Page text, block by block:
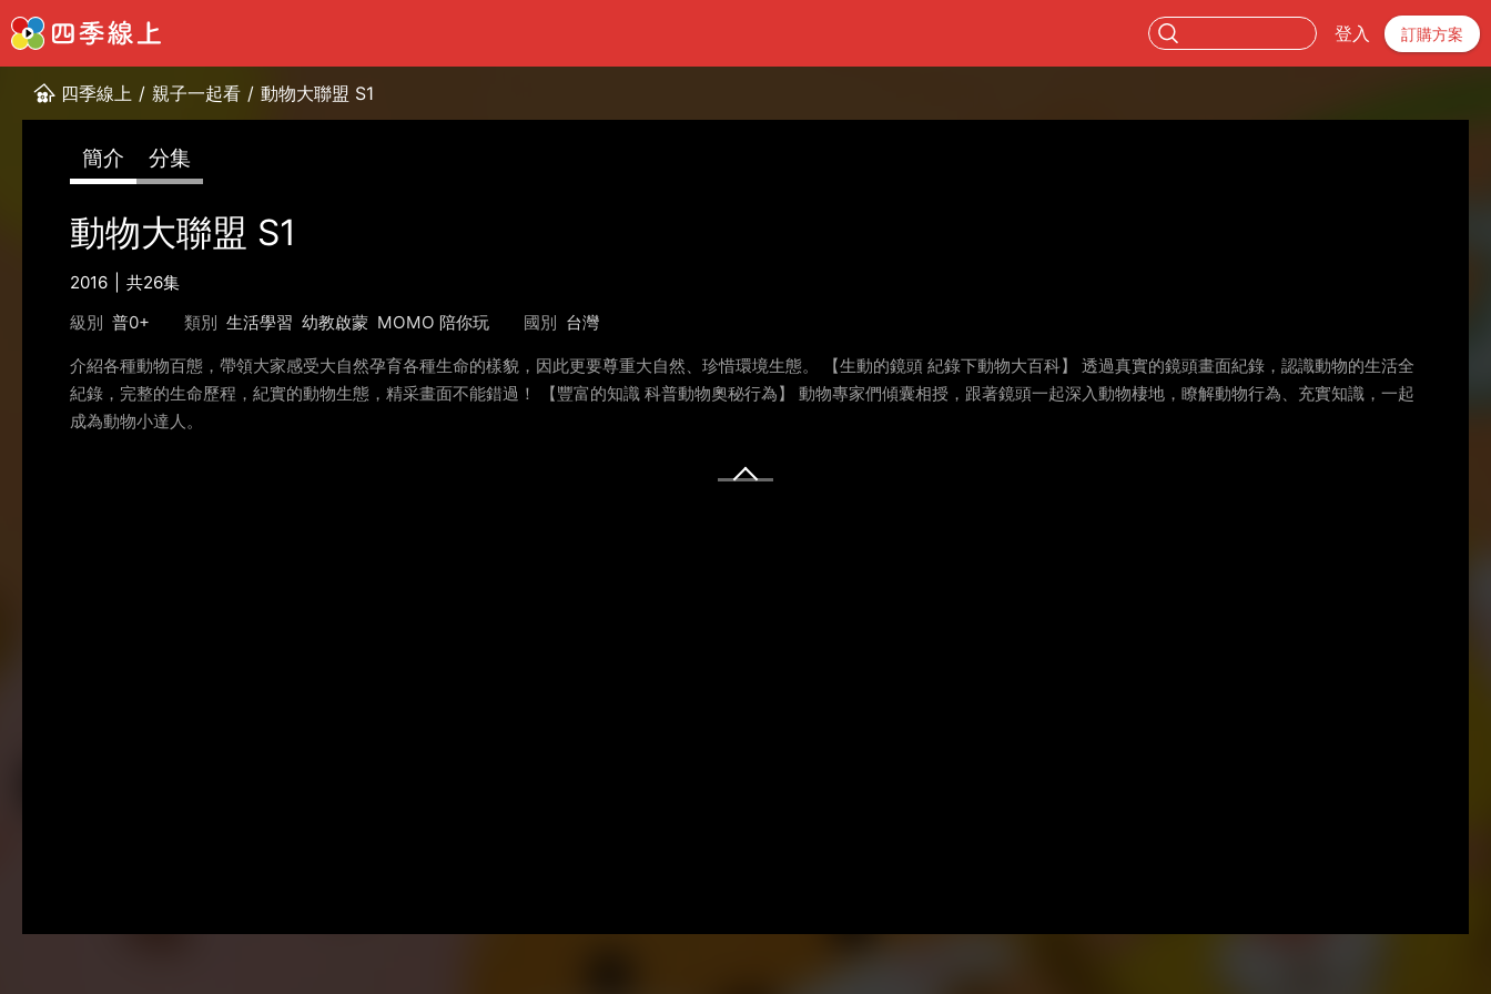
登入 訂購方案
四季線上 / 親子一起看 / 動物大聯盟 S1
簡介 分集
動物大聯盟 S1
2016
共26集
級別 普0+ 類別 生活學習 幼教啟蒙 MOMO 陪你玩 國別 台灣
介紹各種動物百態，帶領大家感受大自然孕育各種生命的樣貌，因此更要尊重大自然、珍惜環境生態。 【生動的鏡頭 紀錄下動物大百科】 透過真實的鏡頭畫面紀錄，認識動物的生活全
紀錄，完整的生命歷程，紀實的動物生態，精采畫面不能錯過！ 【豐富的知識 科普動物奧秘行為】 動物專家們傾囊相授，跟著鏡頭一起深入動物棲地，瞭解動物行為、充實知識，一起
成為動物小達人。